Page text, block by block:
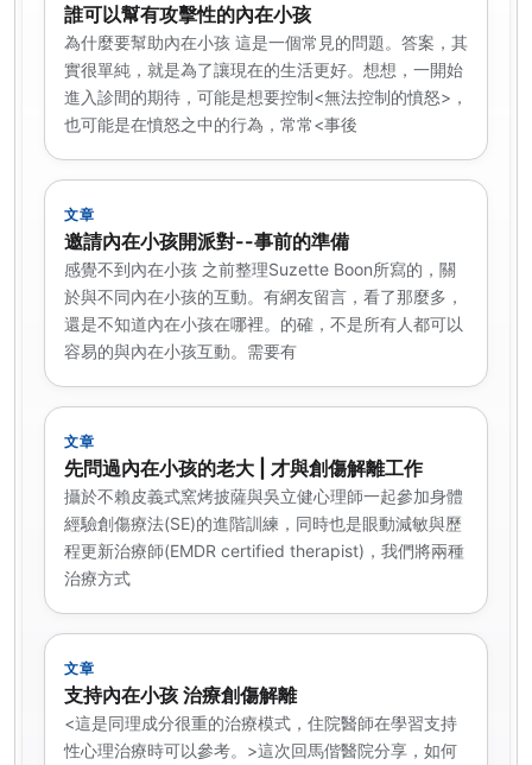
誰可以幫有攻擊性的內在小孩
為什麼要幫助內在小孩 這是一個常見的問題。答案，其
實很單純，就是為了讓現在的生活更好。想想，一開始
進入診間的期待，可能是想要控制<無法控制的憤怒>，
也可能是在憤怒之中的行為，常常<事後
文章
邀請內在小孩開派對--事前的準備
感覺不到內在小孩 之前整理Suzette Boon所寫的，關
於與不同內在小孩的互動。有網友留言，看了那麼多，
還是不知道內在小孩在哪裡。的確，不是所有人都可以
容易的與內在小孩互動。需要有
文章
先問過內在小孩的老大 | 才與創傷解離工作
攝於不賴皮義式窯烤披薩與吳立健心理師一起參加身體
經驗創傷療法(SE)的進階訓練，同時也是眼動減敏與歷
程更新治療師(EMDR certified therapist)，我們將兩種
治療方式
文章
支持內在小孩 治療創傷解離
<這是同理成分很重的治療模式，住院醫師在學習支持
性心理治療時可以參考。>這次回馬偕醫院分享，如何